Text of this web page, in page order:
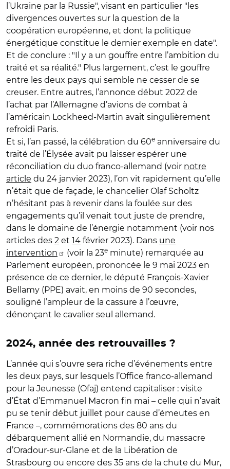
l’Ukraine par la Russie", visant en particulier "les
divergences ouvertes sur la question de la
coopération européenne, et dont la politique
énergétique constitue le dernier exemple en date".
Et de conclure : "Il y a un gouffre entre l’ambition du
traité et sa réalité." Plus largement, c’est le gouffre
entre les deux pays qui semble ne cesser de se
creuser. Entre autres, l’annonce début 2022 de
l’achat par l’Allemagne d’avions de combat à
l’américain Lockheed-Martin avait singulièrement
refroidi Paris.
Et si, l’an passé, la célébration du 60e anniversaire du
traité de l’Élysée avait pu laisser espérer une
réconciliation du duo franco-allemand (voir notre
article du 24 janvier 2023), l’on vit rapidement qu’elle
n’était que de façade, le chancelier Olaf Scholtz
n’hésitant pas à revenir dans la foulée sur des
engagements qu’il venait tout juste de prendre,
dans le domaine de l’énergie notamment (voir nos
articles des 2 et 14 février 2023). Dans une
intervention
(voir la 23e minute) remarquée au
Parlement européen, prononcée le 9 mai 2023 en
présence de ce dernier, le député François-Xavier
Bellamy (PPE) avait, en moins de 90 secondes,
souligné l’ampleur de la cassure à l’œuvre,
dénonçant le cavalier seul allemand.
2024, année des retrouvailles ?
L’année qui s’ouvre sera riche d’événements entre
les deux pays, sur lesquels l’Office franco-allemand
pour la Jeunesse (Ofaj) entend capitaliser : visite
d’État d’Emmanuel Macron fin mai – celle qui n’avait
pu se tenir début juillet pour cause d’émeutes en
France –, commémorations des 80 ans du
débarquement allié en Normandie, du massacre
d’Oradour-sur-Glane et de la Libération de
Strasbourg ou encore des 35 ans de la chute du Mur,